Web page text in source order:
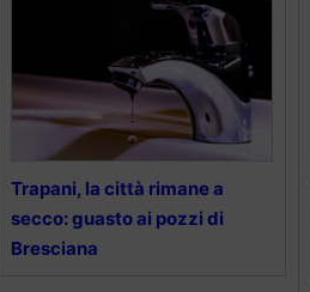
Trapani, la città rimane a
secco: guasto ai pozzi di
Bresciana